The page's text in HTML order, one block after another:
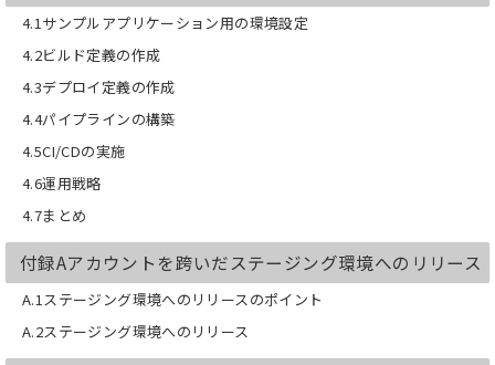
4.1サンプルアプリケーション用の環境設定
4.2ビルド定義の作成
4.3デプロイ定義の作成
4.4パイプラインの構築
4.5CI/CDの実施
4.6運用戦略
4.7まとめ
付録Aアカウントを跨いだステージング環境へのリリース
A.1ステージング環境へのリリースのポイント
A.2ステージング環境へのリリース